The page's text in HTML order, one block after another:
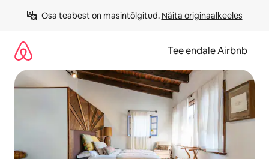
Osa teabest on masintõlgitud. Näita originaalkeeles
Tee endale Airbnb